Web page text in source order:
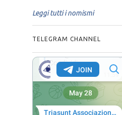
Leggi tutti i nomismi
TELEGRAM CHANNEL